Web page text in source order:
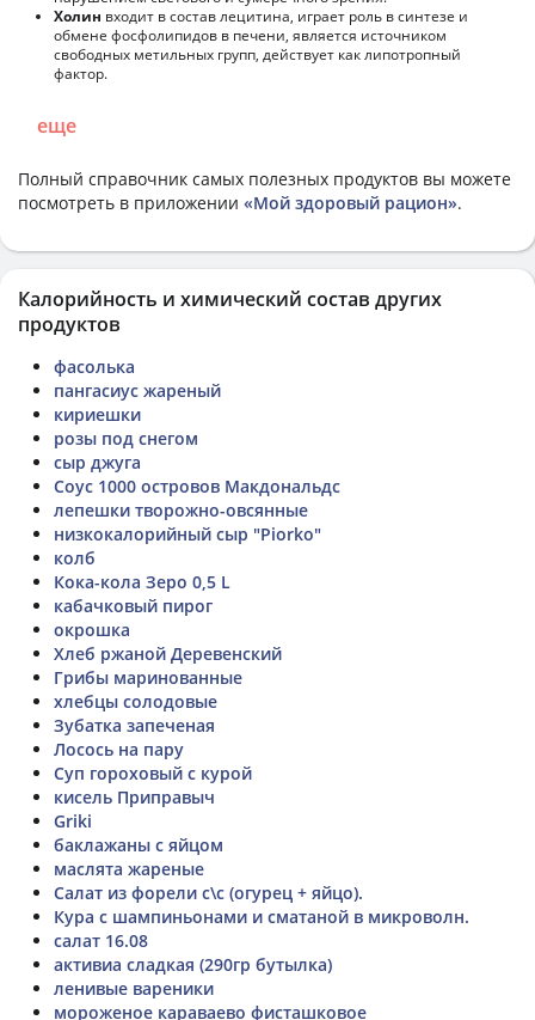
Холин входит в состав лецитина, играет роль в синтезе и
обмене фосфолипидов в печени, является источником
свободных метильных групп, действует как липотропный
фактор.
еще
Полный справочник самых полезных продуктов вы можете
посмотреть в приложении «Мой здоровый рацион».
Калорийность и химический состав других
продуктов
фасолька
пангасиус жареный
кириешки
розы под снегом
сыр джуга
Соус 1000 островов Макдональдс
лепешки творожно-овсянные
низкокалорийный сыр "Piorko"
колб
Кока-кола Зеро 0,5 L
кабачковый пирог
окрошка
Хлеб ржаной Деревенский
Грибы маринованные
хлебцы солодовые
Зубатка запеченая
Лосось на пару
Суп гороховый с курой
кисель Приправыч
Griki
баклажаны с яйцом
маслята жареные
Салат из форели с\с (огурец + яйцо).
Кура с шампиньонами и сматаной в микроволн.
салат 16.08
активиа сладкая (290гр бутылка)
ленивые вареники
мороженое караваево фисташковое